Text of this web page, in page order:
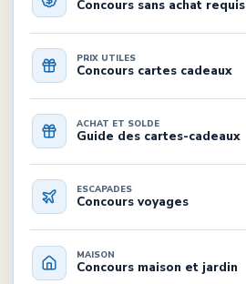
Concours sans achat requis
PRIX UTILES
Concours cartes cadeaux
ACHAT ET SOLDE
Guide des cartes-cadeaux
ESCAPADES
Concours voyages
MAISON
Concours maison et jardin